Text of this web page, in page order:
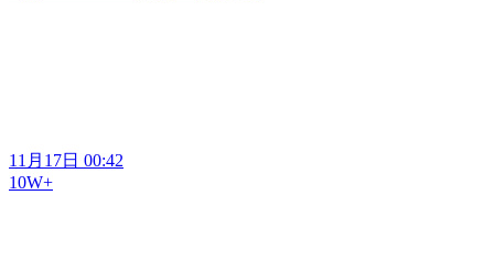
11月17日 00:42
10W+